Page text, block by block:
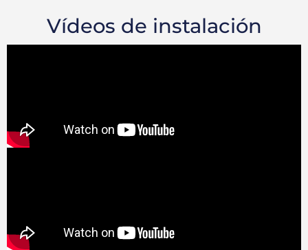
Vídeos de instalación